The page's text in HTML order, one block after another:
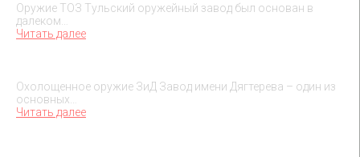
Оружие ТОЗ Тульский оружейный завод был основан в
далеком…
Читать далее
Охолощенное оружие ЗиД Завод имени Дягтерева – один из
основных…
Читать далее